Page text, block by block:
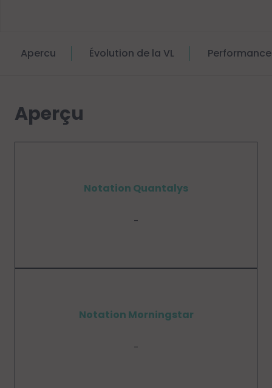
Apercu Évolution de la VL
Aperçu
Notation Quantalys
-
Notation Morningstar
-